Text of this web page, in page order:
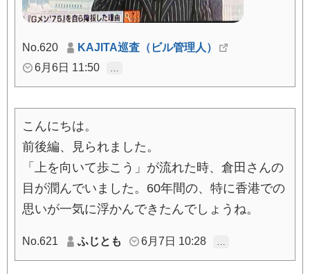
No.620
KAJITA巡査（ビル管理人）
6月6日 11:50
こんにちは。
前後編、見られました。
「上を向いて歩こう」が流れた時、倉田さんの
目が潤んでいました。60年間の、特に香港での
思いが一気に浮かんできたんでしょうね。
No.621 ふじとも 6月7日 10:28